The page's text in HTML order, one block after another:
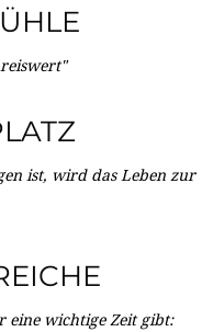
ist, wird das Leben zur
eine wichtige Zeit gibt: